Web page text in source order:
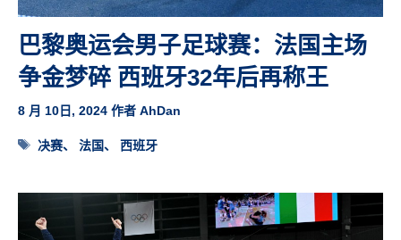
巴黎奥运会男子足球赛：法国主场
争金梦碎 西班牙32年后再称王
8 月 10日, 2024 作者 AhDan
标
决赛、法国、西班牙